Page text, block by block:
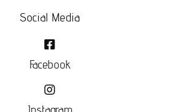
Social Media
Facebook